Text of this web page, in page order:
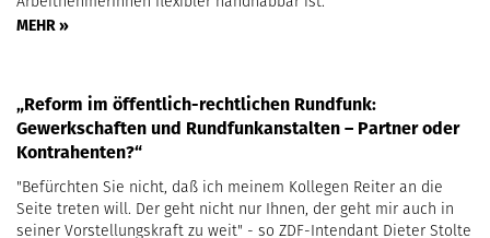
MEHR »
„Reform im öffentlich-rechtlichen Rundfunk:
Gewerkschaften und Rundfunkanstalten – Partner oder
Kontrahenten?“
"Befürchten Sie nicht, daß ich meinem Kollegen Reiter an die
Seite treten will. Der geht nicht nur Ihnen, der geht mir auch in
seiner Vorstellungskraft zu weit" - so ZDF-Intendant Dieter Stolte